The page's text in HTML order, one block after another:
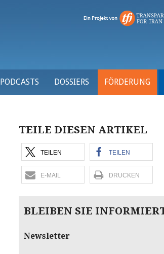
PODCASTS DOSSIERS FÖRDERUNG
TEILE DIESEN ARTIKEL
TEILEN TEILEN
E-MAIL DRUCKEN
BLEIBEN SIE
Newsletter